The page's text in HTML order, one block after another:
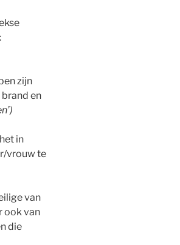
zijn
en
in
vrouw te
van
ook van
die